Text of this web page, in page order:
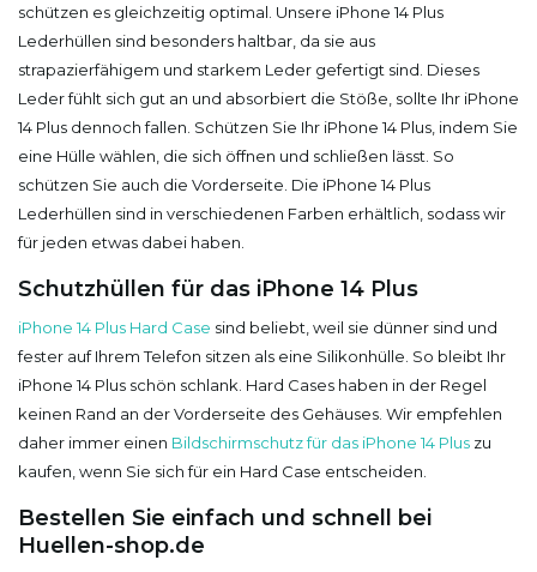
schützen es gleichzeitig optimal. Unsere iPhone 14 Plus
Lederhüllen sind besonders haltbar, da sie aus
strapazierfähigem und starkem Leder gefertigt sind. Dieses
Leder fühlt sich gut an und absorbiert die Stöße, sollte Ihr iPhone
14 Plus dennoch fallen. Schützen Sie Ihr iPhone 14 Plus, indem Sie
eine Hülle wählen, die sich öffnen und schließen lässt. So
schützen Sie auch die Vorderseite. Die iPhone 14 Plus
Lederhüllen sind in verschiedenen Farben erhältlich, sodass wir
für jeden etwas dabei haben.
Schutzhüllen für das iPhone 14 Plus
iPhone 14 Plus Hard Case sind beliebt, weil sie dünner sind und
fester auf Ihrem Telefon sitzen als eine Silikonhülle. So bleibt Ihr
iPhone 14 Plus schön schlank. Hard Cases haben in der Regel
keinen Rand an der Vorderseite des Gehäuses. Wir empfehlen
daher immer einen Bildschirmschutz für das iPhone 14 Plus zu
kaufen, wenn Sie sich für ein Hard Case entscheiden.
Bestellen Sie einfach und schnell bei
Huellen-shop.de